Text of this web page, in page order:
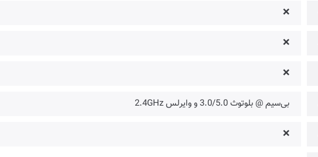
❌
❌
❌
بی‌سیم @ بلوتوث 3.0/5.0 و وایرلس 2.4GHz
❌